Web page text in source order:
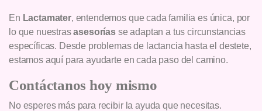
En Lactamater, entendemos que cada familia es única, por
lo que nuestrasasesorías se adaptan a tus circunstancias
específicas. Desde problemas de lactancia hasta el destete,
estamos aquí para ayudarte en cada paso del camino.
Contáctanos hoy mismo
No esperes más para recibir la ayuda que necesitas.